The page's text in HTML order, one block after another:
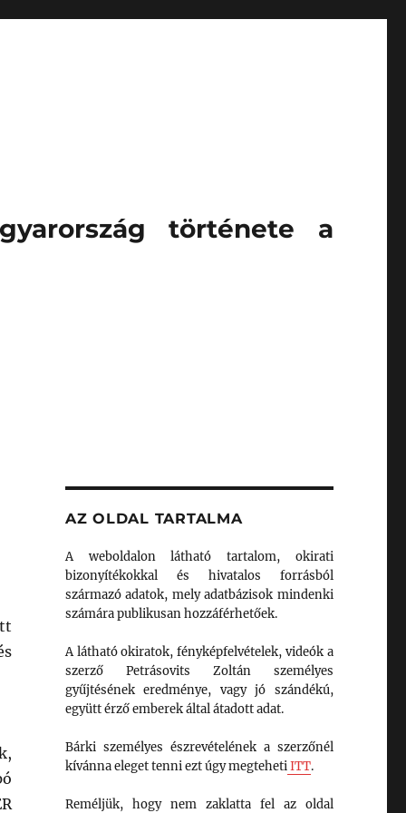
története a
AZ OLDAL TARTALMA
A weboldalon látható tartalom, okirati
bizonyítékokkal és hivatalos forrásból
származó adatok, mely adatbázisok mindenki
számára publikusan hozzáférhetőek.
A látható okiratok, fényképfelvételek, videók a
szerző Petrásovits Zoltán személyes
gyűjtésének eredménye, vagy jó szándékú,
együtt érző emberek által átadott adat.
Bárki személyes észrevételének a szerzőnél
kívánna eleget tenni ezt úgy megtehetiITT.
Reméljük, hogy nem zaklatta fel az oldal